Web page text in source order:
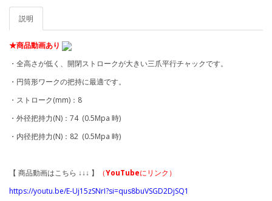
説明
★商品動画あり
・全高さが低く、開閉ストロークが大きい三爪平行チャックです。
・円筒形ワークの把持に最適です。
・ストローク(mm)：8
・外径把持力(N)：74 (0.5Mpa 時)
・内径把持力(N)：82 (0.5Mpa 時)
【 商品動画はこちら ↓↓↓ 】 （YouTubeにリンク）
https://youtu.be/E-Uj15zSNrI?si=qus8buVSGD2DjSQ1